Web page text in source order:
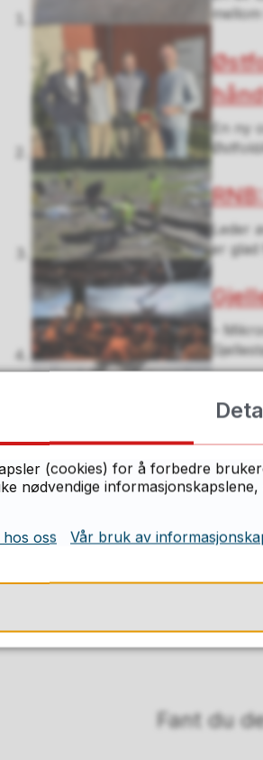
En
Leder
er glad
–
–
på RSS
Fant du
(cookies) for å forbedre
nødvendige
oss
Vår bruk av